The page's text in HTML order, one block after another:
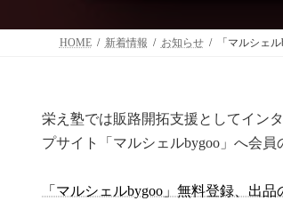
HOME 新着情報 お知らせ 「マルシェ
栄え塾では販路開拓支援としてイン
プサイト「マルシェルbygoo」へ会
「マルシェルbygoo」無料登録、出